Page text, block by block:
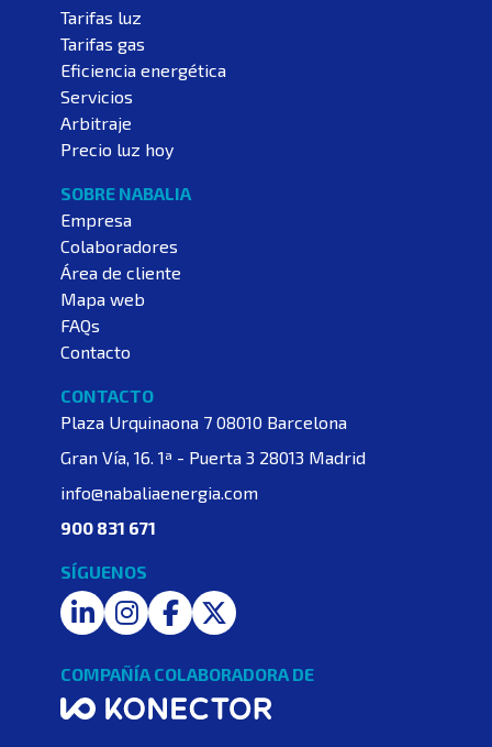
CONTACTO
Plaza Urquinaona 7 08010 Barcelona
Gran Vía, 16. 1ª - Puerta 3 28013 Madrid
info@nabaliaenergia.com
900 831 671
Tarifas luz
Tarifas gas
Eficiencia energética
Servicios
Arbitraje
Precio luz hoy
SOBRE NABALIA
Empresa
Colaboradores
Área de cliente
Mapa web
FAQs
Contacto
SÍGUENOS
LinkedInInstagram
FacebookTwitter
COMPAÑÍA COLABORADORA DE